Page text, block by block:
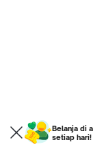
Belanja di
setiap hari!